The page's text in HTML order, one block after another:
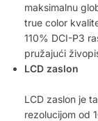
maksimalnu
true color
110% DCI-P3
pružajući
LCD zaslon
LCD zaslon je
rezolucijom od